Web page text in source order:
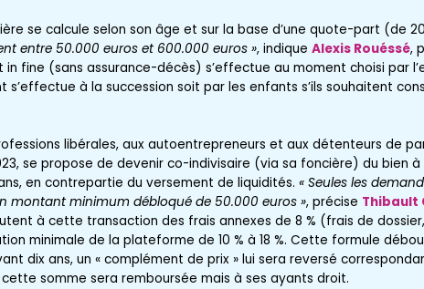
se calcule selon son âge et sur la base d’une quote-part (de
entre 50.000 euros et 600.000 euros », indique Alexis Rouéssé,
in fine (sans assurance-décès) s’effectue au moment choisi par
à la succession soit par les enfants s’ils souhaitent
libérales, aux autoentrepreneurs et aux détenteurs de
se propose de devenir co-indivisaire (via sa foncière) du bien à
en contrepartie du versement de liquidités. « Seules les
montant minimum débloqué de 50.000 euros », précise Thibault
à cette transaction des frais annexes de 8 % (frais de
minimale de la plateforme de 10 % à 18 %. Cette formule
dix ans, un « complément de prix » lui sera reversé
cette somme sera remboursée mais à ses ayants droit.